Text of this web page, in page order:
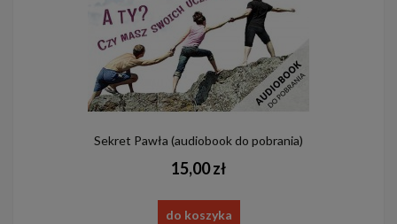
Sekret Pawła (audiobook do pobrania)
15,00 zł
do koszyka